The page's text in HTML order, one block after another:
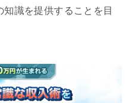
識を提供することを目